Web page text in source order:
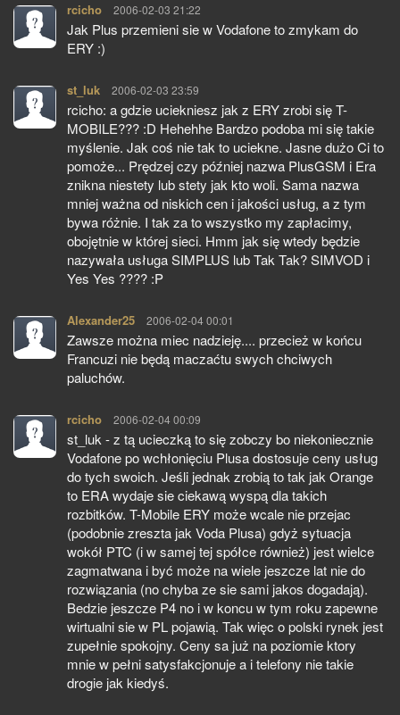
rcicho pisze:
2006-02-03 21:22
Jak Plus przemieni sie w Vodafone to zmykam do
ERY :)
st_luk pisze:
2006-02-03 23:59
rcicho: a gdzie uciekniesz jak z ERY zrobi się T-
MOBILE??? :D Hehehhe Bardzo podoba mi się takie
myślenie. Jak coś nie tak to uciekne. Jasne dużo Ci to
pomoże... Prędzej czy później nazwa PlusGSM i Era
znikna niestety lub stety jak kto woli. Sama nazwa
mniej ważna od niskich cen i jakości usług, a z tym
bywa różnie. I tak za to wszystko my zapłacimy,
obojętnie w której sieci. Hmm jak się wtedy będzie
nazywała usługa SIMPLUS lub Tak Tak? SIMVOD i
Yes Yes ???? :P
Alexander25 pisze:
2006-02-04 00:01
Zawsze można miec nadzieję.... przecież w końcu
Francuzi nie będą maczaćtu swych chciwych
paluchów.
rcicho pisze:
2006-02-04 00:09
st_luk - z tą ucieczką to się zobczy bo niekoniecznie
Vodafone po wchłonięciu Plusa dostosuje ceny usług
do tych swoich. Jeśli jednak zrobią to tak jak Orange
to ERA wydaje sie ciekawą wyspą dla takich
rozbitków. T-Mobile ERY może wcale nie przejac
(podobnie zreszta jak Voda Plusa) gdyż sytuacja
wokół PTC (i w samej tej spółce również) jest wielce
zagmatwana i być może na wiele jeszcze lat nie do
rozwiązania (no chyba ze sie sami jakos dogadają).
Bedzie jeszcze P4 no i w koncu w tym roku zapewne
wirtualni sie w PL pojawią. Tak więc o polski rynek jest
zupełnie spokojny. Ceny sa już na poziomie ktory
mnie w pełni satysfakcjonuje a i telefony nie takie
drogie jak kiedyś.